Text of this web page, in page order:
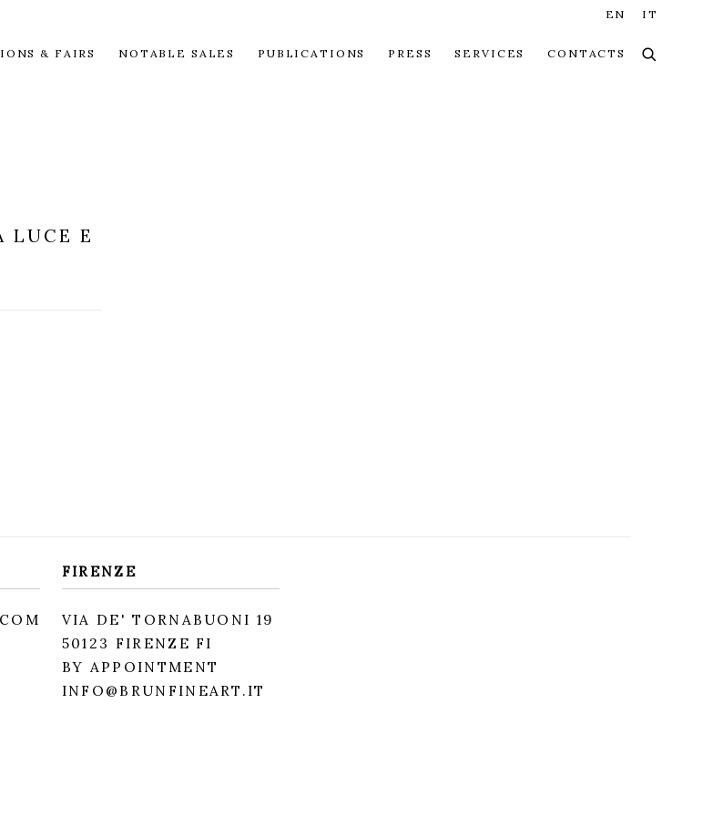
& FAIRS NOTABLE SALES PUBLICATIONS PRESS SERVICES CONTACTS
EN IT
LUCE E
FIRENZE
VIA DE' TORNABUONI 19
50123 FIRENZE FI
BY APPOINTMENT
INFO@BRUNFINEART.IT